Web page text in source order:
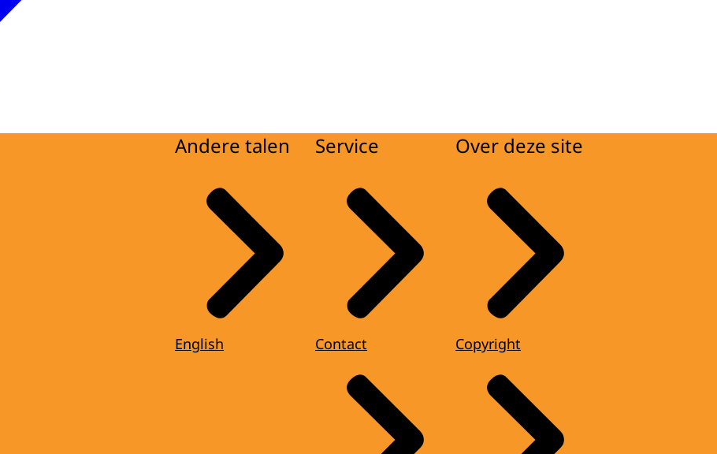
Andere talen
English
Service
Contact
Over deze site
Copyright